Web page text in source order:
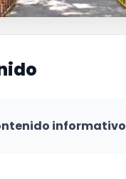
informativo